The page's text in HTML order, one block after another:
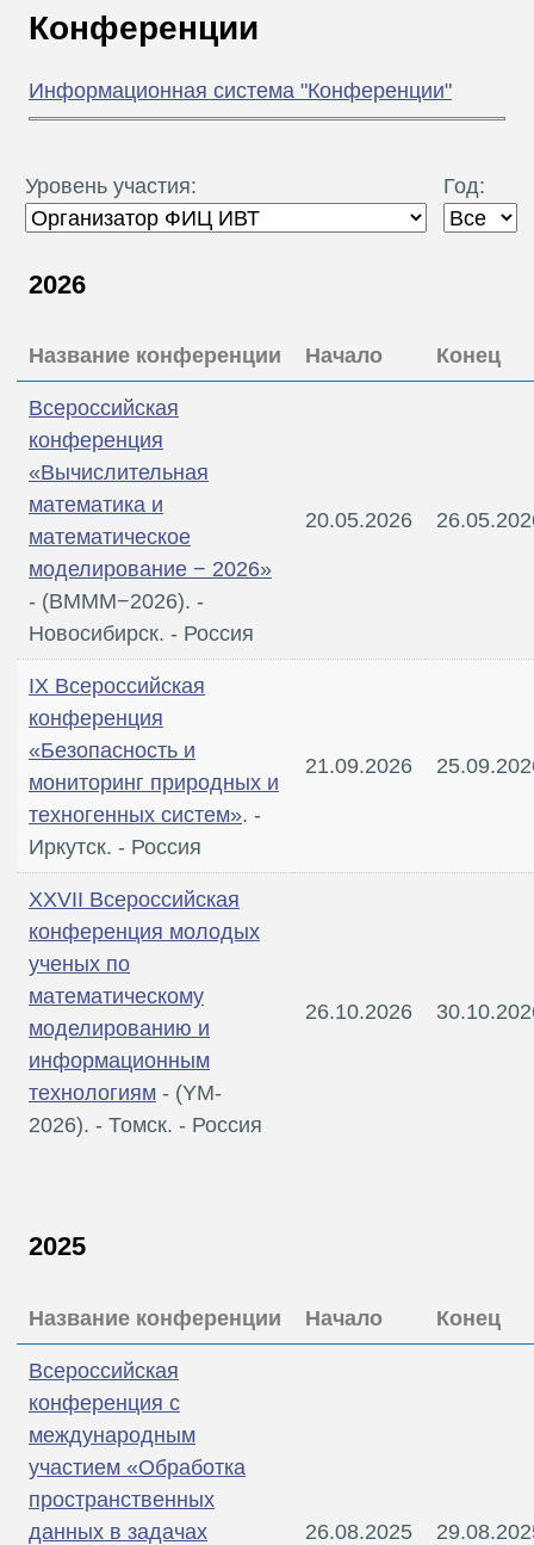
Т
Конференции
Информационная система "Конференции"
Уровень участия: Год:
2026
Название конференции Начало Конец
Всероссийская
конференция
«Вычислительная
математика и
математическое
моделирование − 2026»
- (ВМММ−2026). -
Новосибирск. - Россия
20.05.2026
IX Всероссийская
конференция
«Безопасность и
мониторинг природных и
техногенных систем». -
Иркутск. - Россия
21.09.2026
XXVII Всероссийская
конференция молодых
ученых по
математическому
моделированию и
информационным
технологиям - (YM-
2026). - Томск. - Россия
26.10.2026
2025
Название конференции Начало Конец
Всероссийская
конференция с
международным
участием «Обработка
пространственных
данных в задачах
26.08.2025